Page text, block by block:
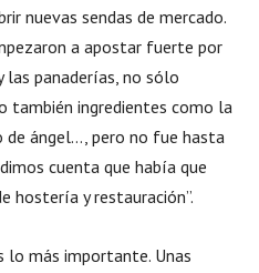
nuevas sendas de mercado.
a apostar fuerte por
panaderías, no sólo
también ingredientes como la
de ángel…, pero no fue hasta
cuenta que había que
hostería y restauración”.
lo más importante. Unas